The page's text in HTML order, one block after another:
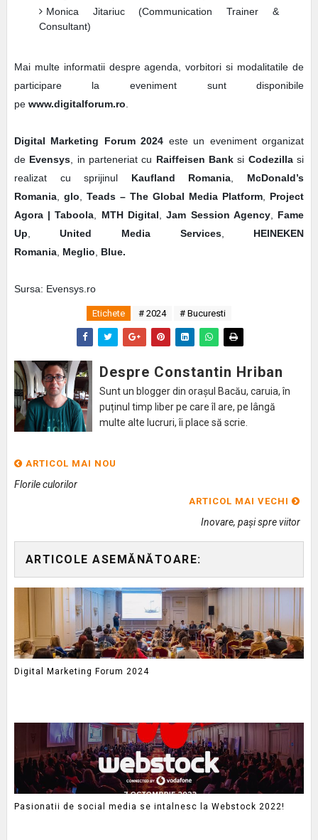
Monica Jitariuc (Communication Trainer &
Consultant)
Mai multe informatii despre agenda, vorbitori si modalitatile de
participare la eveniment sunt disponibile
pe www.digitalforum.ro
Digital Marketing Forum 2024 este un eveniment organizat
de Evensys , in parteneriat cu Raiffeisen Banksi Codezillasi
realizat cu sprijinul Kaufland Romania
McDonald’s
Romania, glo Teads – The Global Media Platform
Project
Agora | Taboola
MTH Digital ,Jam Session Agency, Fame
Up ,United Media Services, HEINEKEN
Romania, Meglio Blue.
Sursa: Evensys.ro
Etichete # 2024 # Bucuresti
Despre Constantin Hriban
Sunt un blogger din orașul Bacău, caruia, în
puținul timp liber pe care îl are, pe lângă
multe alte lucruri, îi place să scrie.
ARTICOL MAI NOU
Florile culorilor
ARTICOL MAI VECHI
Inovare, pași spre viitor
ARTICOLE ASEMĂNĂTOARE:
Digital Marketing Forum 2024
Pasionatii de social media se intalnesc la Webstock 2022!